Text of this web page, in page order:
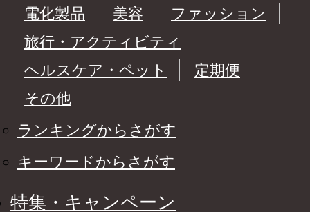
電化製品
美容
ファッション
旅行・アクティビティ
ヘルスケア・ペット
定期便
その他
ランキングからさがす
キーワードからさがす
特集・キャンペーン